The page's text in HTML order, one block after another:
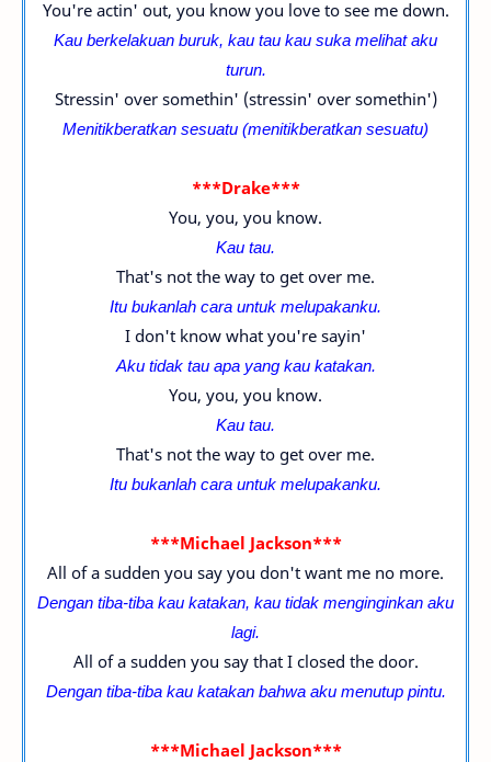
You're actin' out, you know you love to see me down.
Kau berkelakuan buruk, kau tau kau suka melihat aku
turun.
Stressin' over somethin' (stressin' over somethin')
Menitikberatkan sesuatu (menitikberatkan sesuatu)
***Drake***
You, you, you know.
Kau tau.
That's not the way to get over me.
Itu bukanlah cara untuk melupakanku.
I don't know what you're sayin'
Aku tidak tau apa yang kau katakan.
You, you, you know.
Kau tau.
That's not the way to get over me.
Itu bukanlah cara untuk melupakanku.
***Michael Jackson***
All of a sudden you say you don't want me no more.
Dengan tiba-tiba kau katakan, kau tidak menginginkan aku
lagi.
All of a sudden you say that I closed the door.
Dengan tiba-tiba kau katakan bahwa aku menutup pintu.
***Michael Jackson***